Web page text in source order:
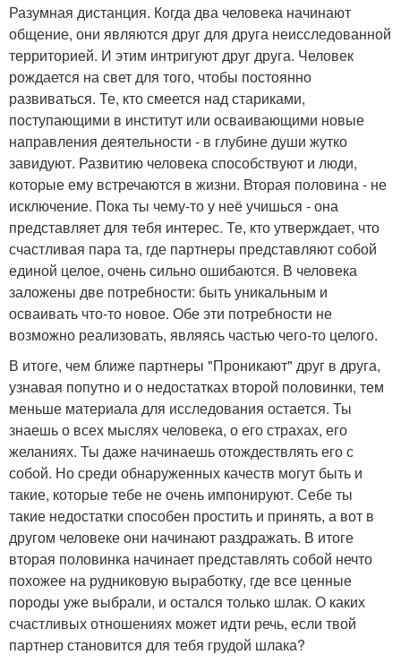
Разумная дистанция. Когда два человека начинают
общение, они являются друг для друга неисследованной
территорией. И этим интригуют друг друга. Человек
рождается на свет для того, чтобы постоянно
развиваться. Те, кто смеется над стариками,
поступающими в институт или осваивающими новые
направления деятельности - в глубине души жутко
завидуют. Развитию человека способствуют и люди,
которые ему встречаются в жизни. Вторая половина - не
исключение. Пока ты чему-то у неё учишься - она
представляет для тебя интерес. Те, кто утверждает, что
счастливая пара та, где партнеры представляют собой
единой целое, очень сильно ошибаются. В человека
заложены две потребности: быть уникальным и
осваивать что-то новое. Обе эти потребности не
возможно реализовать, являясь частью чего-то целого.
В итоге, чем ближе партнеры "Проникают" друг в друга,
узнавая попутно и о недостатках второй половинки, тем
меньше материала для исследования остается. Ты
знаешь о всех мыслях человека, о его страхах, его
желаниях. Ты даже начинаешь отождествлять его с
собой. Но среди обнаруженных качеств могут быть и
такие, которые тебе не очень импонируют. Себе ты
такие недостатки способен простить и принять, а вот в
другом человеке они начинают раздражать. В итоге
вторая половинка начинает представлять собой нечто
похожее на рудниковую выработку, где все ценные
породы уже выбрали, и остался только шлак. О каких
счастливых отношениях может идти речь, если твой
партнер становится для тебя грудой шлака?